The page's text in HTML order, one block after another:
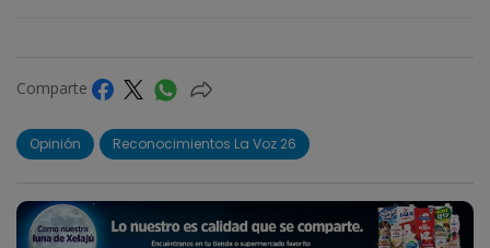
Comparte
Opinión Reconocimientos La Voz 26